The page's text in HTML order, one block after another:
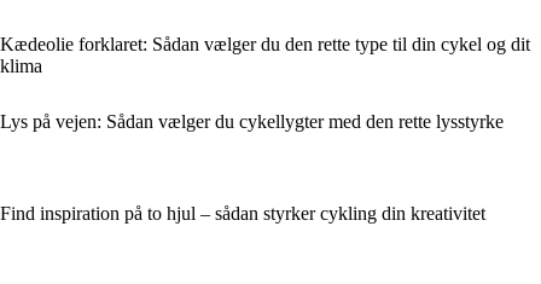
Kædeolie forklaret: Sådan vælger du den rette type til din cykel og dit
klima
Lys på vejen: Sådan vælger du cykellygter med den rette lysstyrke
Find inspiration på to hjul – sådan styrker cykling din kreativitet